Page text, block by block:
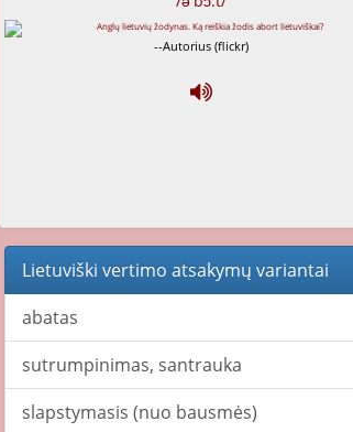
--Autorius (flickr)
Lietuviški vertimo atsakymų variantai
abatas
sutrumpinimas, santrauka
slapstymasis (nuo bausmės)